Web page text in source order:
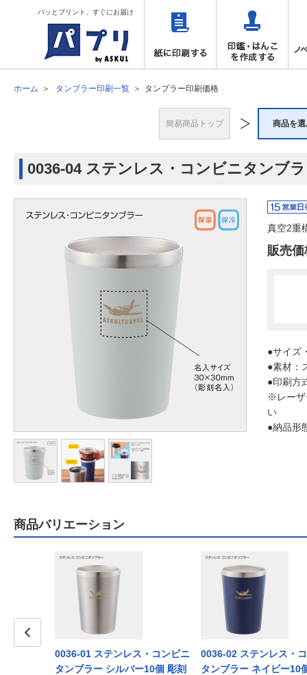
パッとプリント、すぐにお届け
ホーム タンブラー印刷一覧 タンブラー印刷価格
簡易商品トップ 商品を
0036-04 ステンレス・コンビニタンブ
真空2重
販売価
●サイズ
●素材：
●印刷方
※レーザ
い
●納品形
商品バリエーション
0036-01 ステンレス・コンビニ
タンブラー シルバー10個 彫刻
0036-02 ステンレス・
タンブラー ネイビー10